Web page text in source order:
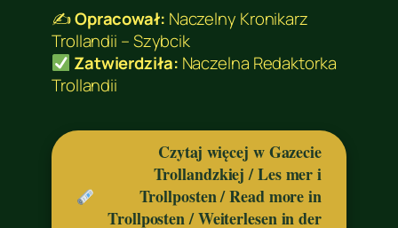
✍️Opracował: Naczelny Kronikarz
Trollandii – Szybcik
Zatwierdziła: Naczelna Redaktorka
Trollandii
Czytaj więcej w Gazecie
Trollandzkiej / Les mer i
Trollposten / Read more in
Trollposten / Weiterlesen in der